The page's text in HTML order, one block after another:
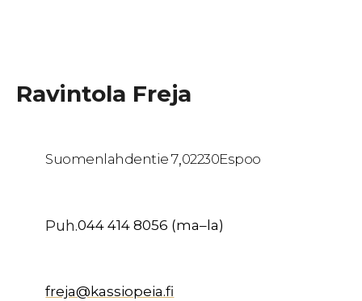
Ravintola Freja
Suomenlahdentie 7,02230Espoo
Puh.044 414 8056 (ma–la)
freja@kassiopeia.fi